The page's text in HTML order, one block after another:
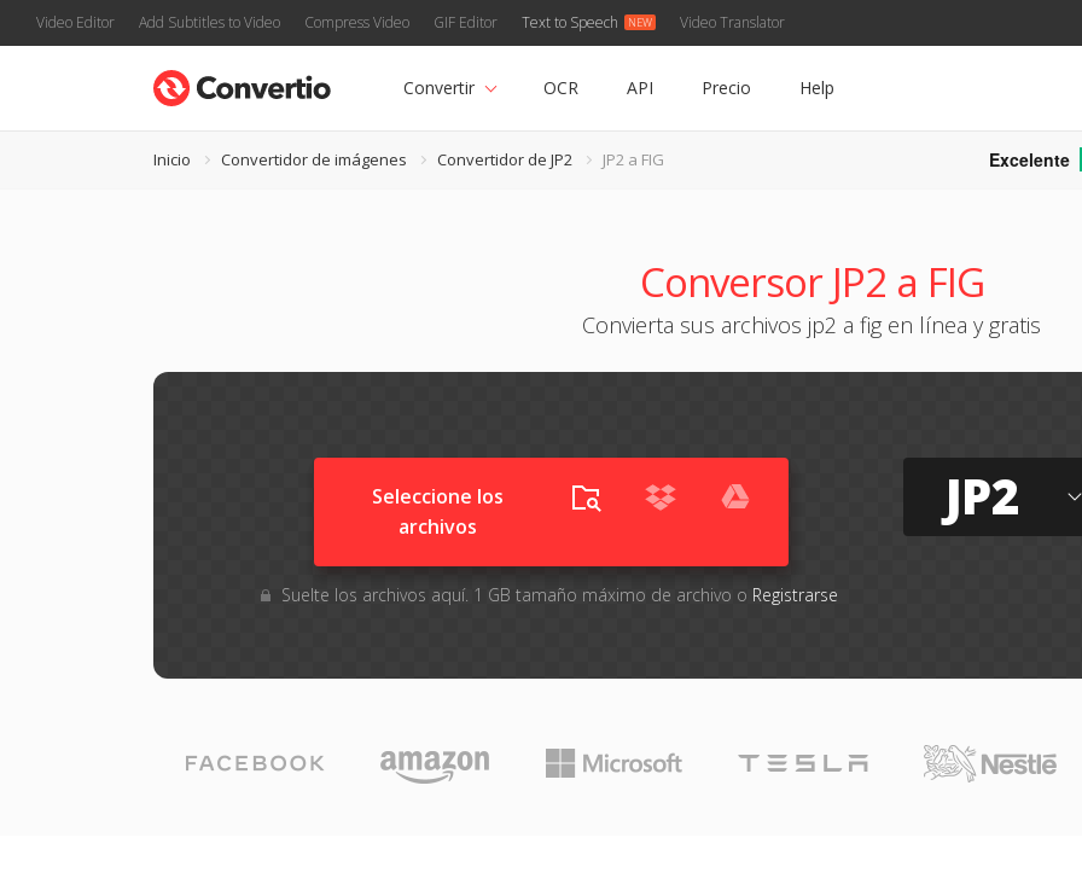
Video Editor Add Subtitles to Video Compress Video GIF Editor Text to Speech Video Translator
Convertir OCR API Precio Help
Inicio Convertidor de imágenes Convertidor de JP2 JP2 a FIG Excelente
Conversor JP2 a FIG
Convierta sus archivos jp2 a fig en línea y gratis
Seleccione los
archivos
Suelte los archivos aquí. 1 GB tamaño máximo de archivo o Registrarse
JP2